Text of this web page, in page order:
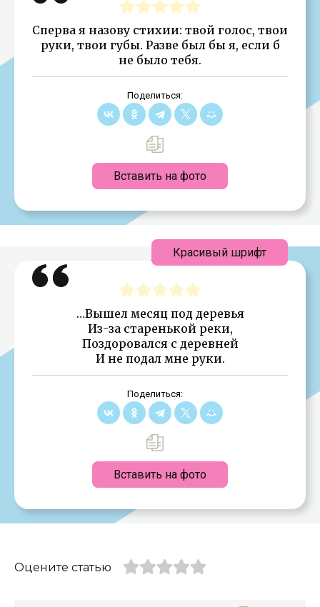
Сперва я назову стихии: твой голос, твои
руки, твои губы. Разве был бы я, если б
не было тебя.
Поделиться:
Вставить на фото
…Вышел месяц под деревья
Из-за старенькой реки,
Поздоровался с деревней
И не подал мне руки.
Поделиться:
Вставить на фото
Красивый шрифт
Оцените статью